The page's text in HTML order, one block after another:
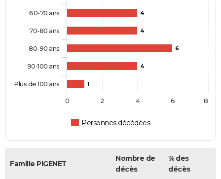
4
4
6
4
1
Personnes décédées
60-70 ans
70-80 ans
80-90 ans
90-100 ans
Plus de 100 ans
0 2 4 6 8
Famille PIGENET
Nombre de
décès
% des
décès